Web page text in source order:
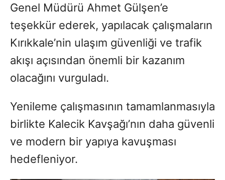
Genel Müdürü Ahmet Gülşen’e
teşekkür ederek, yapılacak çalışmaların
Kırıkkale’nin ulaşım güvenliği ve trafik
akışı açısından önemli bir kazanım
olacağını vurguladı.
Yenileme çalışmasının tamamlanmasıyla
birlikte Kalecik Kavşağı’nın daha güvenli
ve modern bir yapıya kavuşması
hedefleniyor.